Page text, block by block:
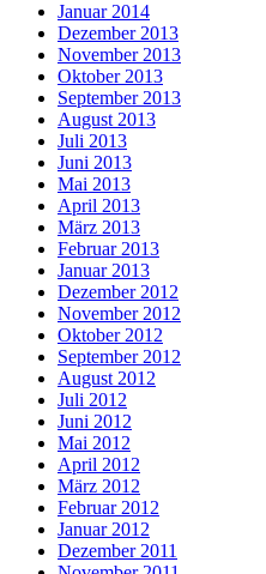
Januar 2014
Dezember 2013
November 2013
Oktober 2013
September 2013
August 2013
Juli 2013
Juni 2013
Mai 2013
April 2013
März 2013
Februar 2013
Januar 2013
Dezember 2012
November 2012
Oktober 2012
September 2012
August 2012
Juli 2012
Juni 2012
Mai 2012
April 2012
März 2012
Februar 2012
Januar 2012
Dezember 2011